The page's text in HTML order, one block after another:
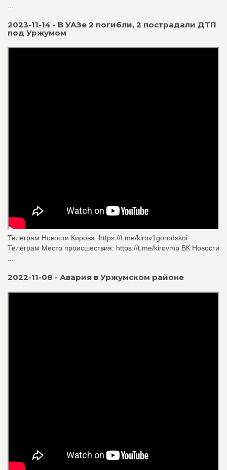
2023-11-14 - В УАЗе 2 погибли, 2 пострадали ДТП
под Уржумом
Телеграм Новости Кирова: https://t.me/kirov1gorodskoi
Телеграм Место происшествия: https://t.me/kirovmp ВК Новости
2022-11-08 - Авария в Уржумском районе